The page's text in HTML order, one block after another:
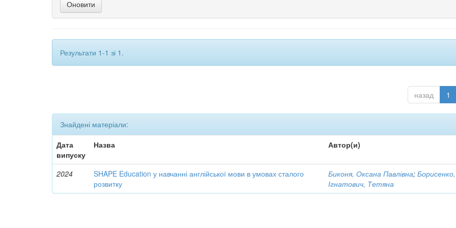
Результати 1-1 зі 1.
назад 1
Знайдені матеріали:
Дата
випуску
Назва Автор(и)
2024
SHAPE Education у навчанні англійської мови в умовах сталого
розвитку
Биконя, Оксана Павлівна;
Ігнатович, Тетяна